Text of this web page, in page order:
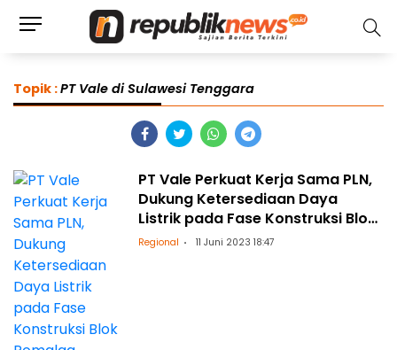
Topik :PT Vale di Sulawesi Tenggara
PT Vale Perkuat Kerja Sama PLN,
Dukung Ketersediaan Daya
Listrik pada Fase Konstruksi Blok
Pomalaa
Regional 11 Juni 2023 18:47